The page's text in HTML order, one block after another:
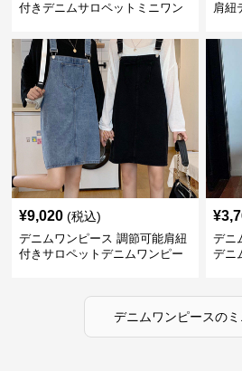
付きデニムサロペットミニワン
肩紐
¥9,020 (税込)
デニムワンピース 調節可能肩紐
付きサロペットデニムワンピー
¥
デニ
デニ
デニムワンピースのミ